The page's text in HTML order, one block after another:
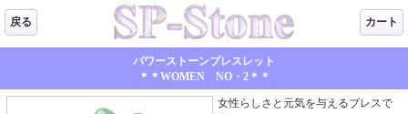
戻る カート
パワーストーンブレスレット
＊＊WOMEN NO・2＊＊
女性らしさと元気を与えるブレスで